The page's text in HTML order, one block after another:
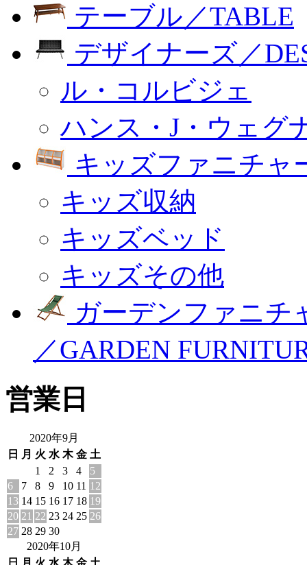
テーブル／TABLE
デザイナーズ／
ル・コルビジェ
ハンス・J・ウェグ
キッズファニチャ
キッズ収納
キッズベッド
キッズその他
ガーデンファニチ
／GARDEN
営業日
2020年9月
日
月 火 水 木 金 土
1
2 3 4
5
6
7 8 9 10 11 12
13 14 15 16 17 18 19
20 21 22 23 24 25 26
27 28 29 30
2020年10月